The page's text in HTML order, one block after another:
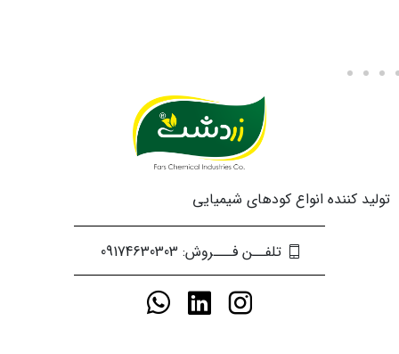
تولید کننده انواع کودهای شیمیایی
تلفــن فـــروش: 09174630303